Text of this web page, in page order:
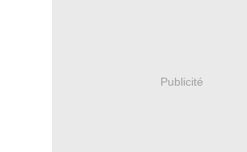
Publicité